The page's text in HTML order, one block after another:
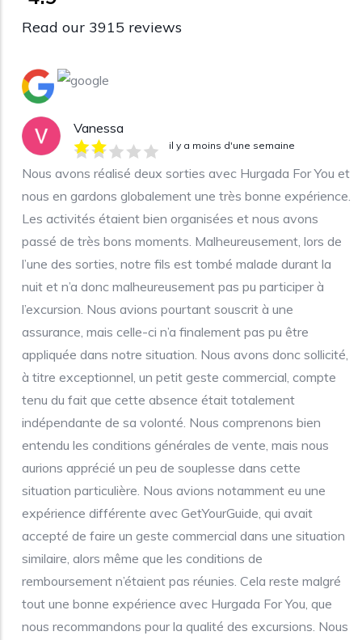
Read our 3915 reviews
Vanessa
il y a moins d'une semaine
Nous avons réalisé deux sorties avec Hurgada For You et
nous en gardons globalement une très bonne expérience.
Les activités étaient bien organisées et nous avons
passé de très bons moments. Malheureusement, lors de
l’une des sorties, notre fils est tombé malade durant la
nuit et n’a donc malheureusement pas pu participer à
l’excursion. Nous avions pourtant souscrit à une
assurance, mais celle-ci n’a finalement pas pu être
appliquée dans notre situation. Nous avons donc sollicité,
à titre exceptionnel, un petit geste commercial, compte
tenu du fait que cette absence était totalement
indépendante de sa volonté. Nous comprenons bien
entendu les conditions générales de vente, mais nous
aurions apprécié un peu de souplesse dans cette
situation particulière. Nous avions notamment eu une
expérience différente avec GetYourGuide, qui avait
accepté de faire un geste commercial dans une situation
similaire, alors même que les conditions de
remboursement n’étaient pas réunies. Cela reste malgré
tout une bonne expérience avec Hurgada For You, que
nous recommandons pour la qualité des excursions. Nous